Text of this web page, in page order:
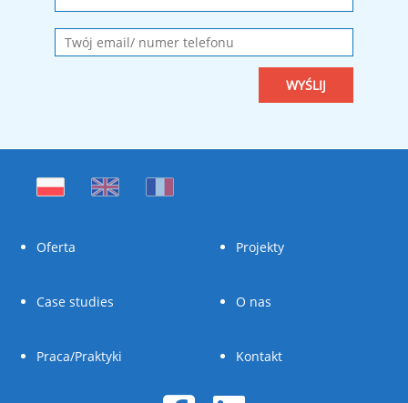
Oferta Projekty
Case studies O nas
Praca/Praktyki Kontakt